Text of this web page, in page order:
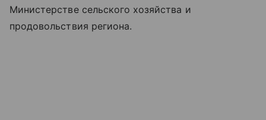
Министерстве сельского хозяйства и
продовольствия региона.